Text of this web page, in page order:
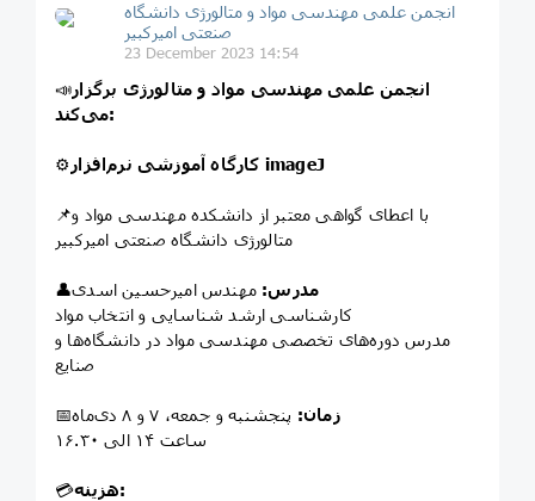
انجمن علمی مهندسی مواد و متالورژی دانشگاه
صنعتی امیرکبیر
23 December 2023 14:54
📣انجمن علمی مهندسی مواد و متالورژی برگزار
می‌کند:
⚙ کارگاه آموزشی نرم‌افزار imageJ
📌با اعطای گواهی معتبر از دانشکده مهندسی مواد و
متالورژی دانشگاه صنعتی امیرکبیر
👤 مدرس: مهندس امیرحسین اسدی
کارشناسی ارشد شناسایی و انتخاب مواد
مدرس دوره‌های تخصصی مهندسی مواد در دانشگاه‌ها و
صنایع
📅 زمان: پنجشنبه و جمعه، ۷ و ۸ دی‌ماه
ساعت ۱۴ الی ۱۶.۳۰
💳 هزینه: